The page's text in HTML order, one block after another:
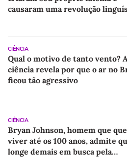
causaram uma revolução
CIÊNCIA
Qual o motivo de tanto vento?
ciência revela por que o ar no
ficou tão agressivo
CIÊNCIA
Bryan Johnson, homem que
viver até os 100 anos, admite
longe demais em busca pela